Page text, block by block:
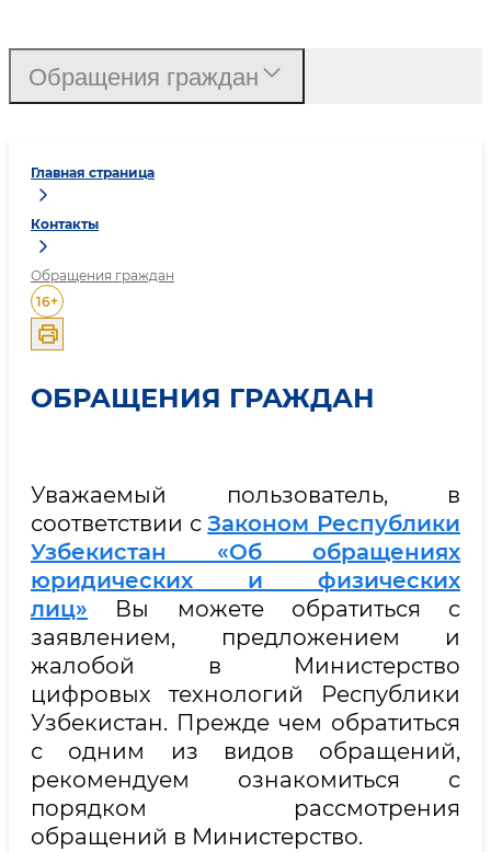
Главная страница
Контакты
Обращения граждан
16+
ОБРАЩЕНИЯ ГРАЖДАН
Уважаемый пользователь, в
соответствии сЗаконом Республики
Узбекистан «Об обращениях
юридических и физических
лиц» Вы можете обратиться с
заявлением, предложением и
жалобой в Министерство
цифровых технологий Республики
Узбекистан. Прежде чем обратиться
с одним из видов обращений,
рекомендуем ознакомиться с
порядком рассмотрения
обращений в Министерство.
Обращения граждан